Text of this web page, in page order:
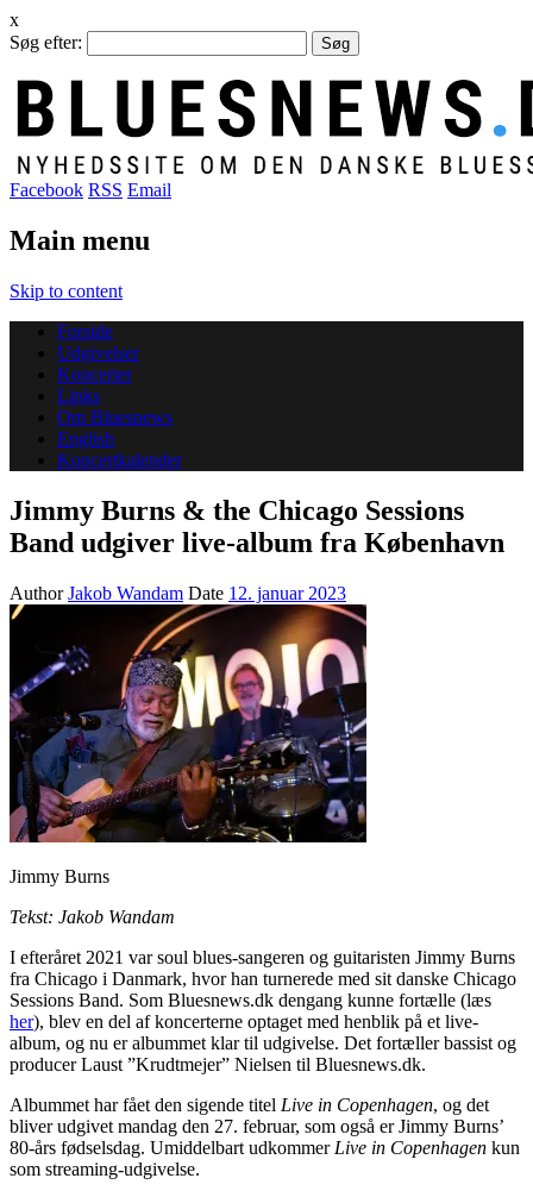
x
Søg efter:
Facebook RSS Email
Main menu
Skip to content
Forside
Udgivelser
Koncerter
Links
Om Bluesnews
English
Koncertkalender
Jimmy Burns & the Chicago Sessions
Band udgiver live-album fra København
AuthorJakob Wandam Date 12. januar 2023
Jimmy Burns
Tekst: Jakob Wandam
I efteråret 2021 var soul blues-sangeren og guitaristen Jimmy Burns
fra Chicago i Danmark, hvor han turnerede med sit danske Chicago
Sessions Band. Som Bluesnews.dk dengang kunne fortælle (læs
her), blev en del af koncerterne optaget med henblik på et live-
album, og nu er albummet klar til udgivelse. Det fortæller bassist og
producer Laust ”Krudtmejer” Nielsen til Bluesnews.dk.
Albummet har fået den sigende titel Live in Copenhagen, og det
bliver udgivet mandag den 27. februar, som også er Jimmy Burns’
80-års fødselsdag. Umiddelbart udkommer Live in Copenhagen kun
som streaming-udgivelse.